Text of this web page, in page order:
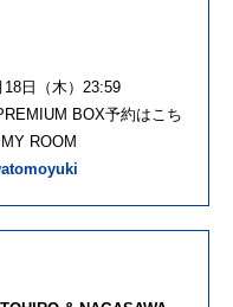
18日（木）23:59
BOX予約はこち
ROOM